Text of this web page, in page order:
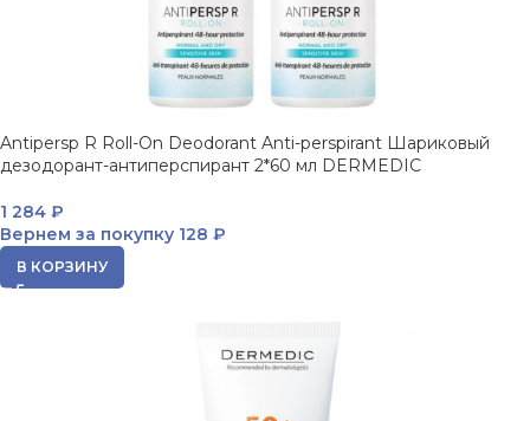
Antipersp R Roll-On Deodorant Anti-perspirant Шариковый
дезодорант-антиперспирант 2*60 мл DERMEDIC
1 284 ₽
Вернем за покупку 128 ₽
В КОРЗИНУ